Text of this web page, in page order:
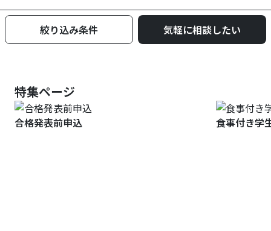
絞り込み条件 気軽に相談したい
特集ページ
合格発表前申込 食事付き学